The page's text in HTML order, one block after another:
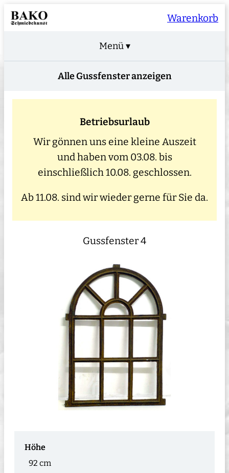
Warenkorb
Menü ▾
Alle Gussfenster anzeigen
Betriebsurlaub
Wir gönnen uns eine kleine Auszeit
und haben vom 03.08. bis
einschließlich 10.08. geschlossen.
Ab 11.08. sind wir wieder gerne für Sie da.
Gussfenster 4
Höhe
92 cm